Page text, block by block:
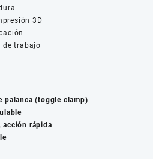
3D
de trabajo
palanca (toggle clamp)
acción rápida